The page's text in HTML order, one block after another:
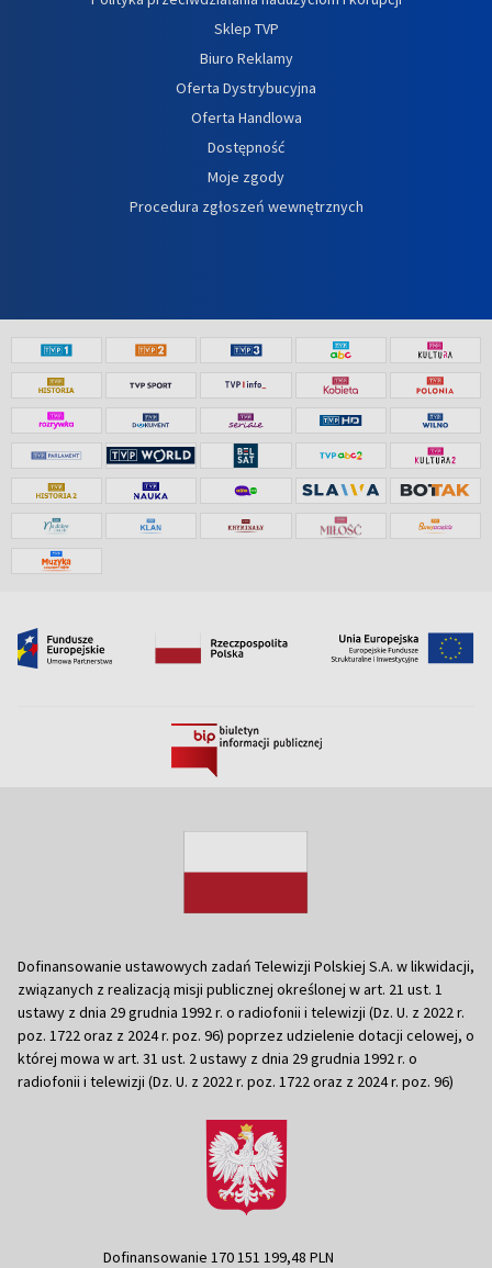
Sklep TVP
Biuro Reklamy
Oferta Dystrybucyjna
Oferta Handlowa
Dostępność
Moje zgody
Procedura zgłoszeń wewnętrznych
Dofinansowanie ustawowych zadań Telewizji Polskiej S.A. w likwidacji,
związanych z realizacją misji publicznej określonej w art. 21 ust. 1
ustawy z dnia 29 grudnia 1992 r. o radiofonii i telewizji (Dz. U. z 2022 r.
poz. 1722 oraz z 2024 r. poz. 96) poprzez udzielenie dotacji celowej, o
której mowa w art. 31 ust. 2 ustawy z dnia 29 grudnia 1992 r. o
radiofonii i telewizji (Dz. U. z 2022 r. poz. 1722 oraz z 2024 r. poz. 96)
Dofinansowanie 170 151 199,48 PLN